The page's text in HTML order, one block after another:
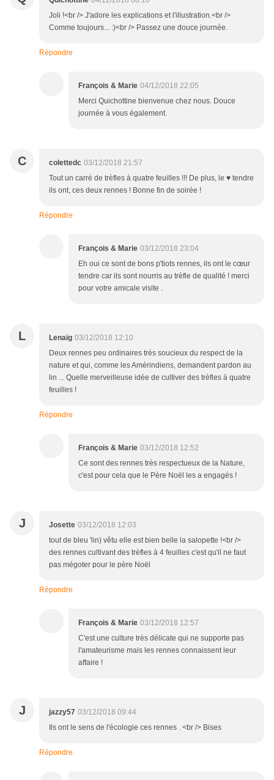
Joli !<br /> J'adore les explications et l'illustration.<br />
Comme toujours... :)<br /> Passez une douce journée.
Répondre
François & Marie 04/12/2018 22:05
Merci Quichottine bienvenue chez nous. Douce
journée à vous également.
C colettedc 03/12/2018 21:57
Tout un carré de trèfles à quatre feuilles !!! De plus, le ♥ tendre
ils ont, ces deux rennes ! Bonne fin de soirée !
Répondre
François & Marie 03/12/2018 23:04
Eh oui ce sont de bons p'tiots rennes, ils ont le cœur
tendre car ils sont nourris au trèfle de qualité ! merci
pour votre amicale visite .
L Lenaïg 03/12/2018 12:10
Deux rennes peu ordinaires très soucieux du respect de la
nature et qui, comme les Amérindiens, demandent pardon au
lin ... Quelle merveilleuse idée de cultiver des trèfles à quatre
feuilles !
Répondre
François & Marie 03/12/2018 12:52
Ce sont des rennes très respectueux de la Nature,
c'est pour cela que le Père Noël les a engagés !
J Josette 03/12/2018 12:03
tout de bleu 'lin) vêtu elle est bien belle la salopette !<br />
des rennes cultivant des trèfles à 4 feuilles c'est qu'il ne faut
pas mégoter pour le père Noël
Répondre
François & Marie 03/12/2018 12:57
C'est une culture très délicate qui ne supporte pas
l'amateurisme mais les rennes connaissent leur
affaire !
J jazzy57 03/12/2018 09:44
Ils ont le sens de l'écologie ces rennes . <br /> Bises
Répondre